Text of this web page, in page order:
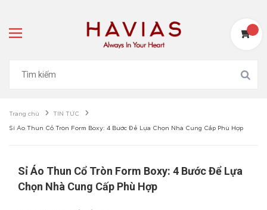
Trang chủ TIN TỨC
Sỉ Áo Thun Cổ Tròn Form Boxy: 4 Bước Để Lựa Chọn Nhà Cung Cấp Phù Hợp
Sỉ Áo Thun Cổ Tròn Form Boxy: 4 Bước Để Lựa
Chọn Nhà Cung Cấp Phù Hợp